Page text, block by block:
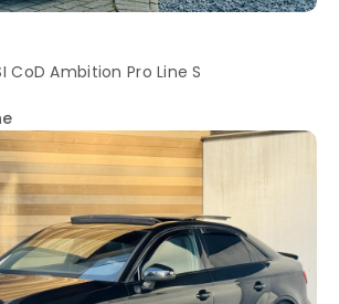
CoD Ambition Pro Line S